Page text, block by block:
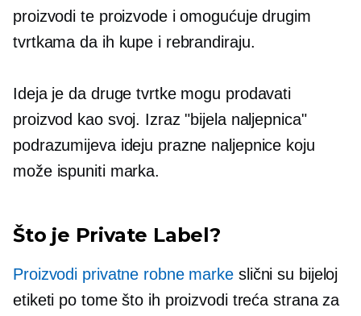
proizvodi te proizvode i omogućuje drugim
tvrtkama da ih kupe i rebrandiraju.
Ideja je da druge tvrtke mogu prodavati
proizvod kao svoj. Izraz "bijela naljepnica"
podrazumijeva ideju prazne naljepnice koju
može ispuniti marka.
Što je Private Label?
Proizvodi privatne robne marke slični su bijeloj
etiketi po tome što ih proizvodi treća strana za